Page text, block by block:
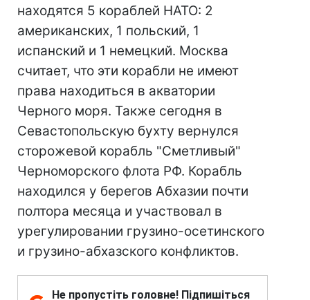
находятся 5 кораблей НАТО: 2
американских, 1 польский, 1
испанский и 1 немецкий. Москва
считает, что эти корабли не имеют
права находиться в акватории
Черного моря. Также сегодня в
Севастопольскую бухту вернулся
сторожевой корабль "Сметливый"
Черноморского флота РФ. Корабль
находился у берегов Абхазии почти
полтора месяца и участвовал в
урегулировании грузино-осетинского
и грузино-абхазского конфликтов.
Не пропустіть головне! Підпишіться